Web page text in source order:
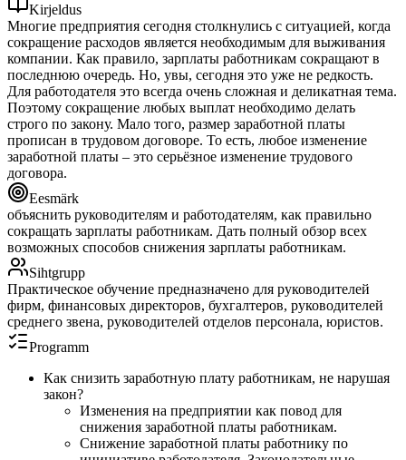
Kirjeldus
Многие предприятия сегодня столкнулись с ситуацией, когда
сокращение расходов является необходимым для выживания
компании. Как правило, зарплаты работникам сокращают в
последнюю очередь. Но, увы, сегодня это уже не редкость.
Для работодателя это всегда очень сложная и деликатная тема.
Поэтому сокращение любых выплат необходимо делать
строго по закону. Мало того, размер заработной платы
прописан в трудовом договоре. То есть, любое изменение
заработной платы – это серьёзное изменение трудового
договора.
Eesmärk
объяснить руководителям и работодателям, как правильно
сокращать зарплаты работникам. Дать полный обзор всех
возможных способов снижения зарплаты работникам.
Sihtgrupp
Практическое обучение предназначено для руководителей
фирм, финансовых директоров, бухгалтеров, руководителей
среднего звена, руководителей отделов персонала, юристов.
Programm
Как снизить заработную плату работникам, не нарушая
закон?
Изменения на предприятии как повод для
снижения заработной платы работникам.
Снижение заработной платы работнику по